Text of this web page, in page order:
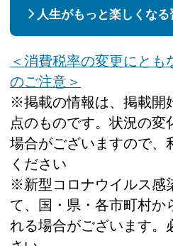
人生がもっと楽しくな
＜消費税率の変更にとも
のご注意＞
※掲載の情報は、掲載開
点のものです。状況の変
場合がございますので、
ください
※新型コロナウイルス感
て、国・県・各市町村か
れる場合がございます。